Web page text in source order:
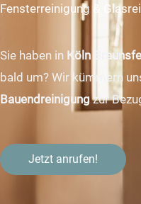
Fenster­reinigung &
Sie haben in Köln
bald um? Wir kümmern
Bauendreinigungzur
Jetzt anrufen!